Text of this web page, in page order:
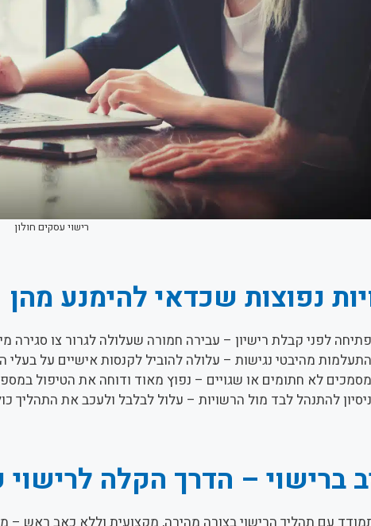
נפוצות שכדאי להימנע מהן
פתיחה לפני קבלת רישיון – עבירה חמורה שעלולה לגרור צו סגירה
התעלמות מהיבטי נגישות – עלולה להוביל לקנסות אישיים על בעלי
מסמכים לא חתומים או שגויים – נפוץ מאוד ודוחה את הטיפול
ברישוי – הדרך הקלה לרישוי